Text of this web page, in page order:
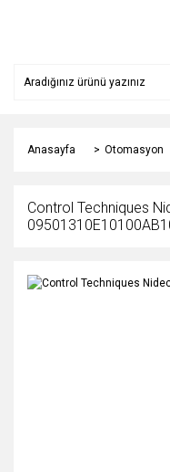
Anasayfa Otomasyon
Control Techniques